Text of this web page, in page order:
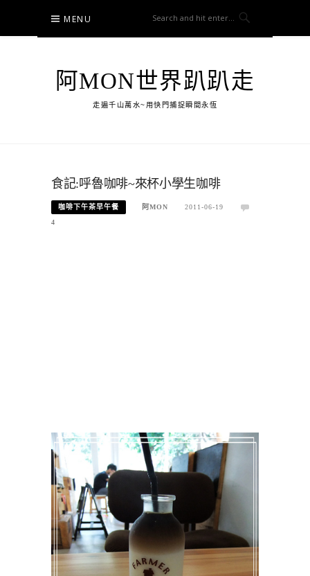
content
MENU
阿MON世界趴趴走
走遍千山萬水~用快門捕捉瞬間永恆
食記:呼魯咖啡~來杯小學生咖啡
咖啡下午茶早午餐 阿MON
2011-06-19
4